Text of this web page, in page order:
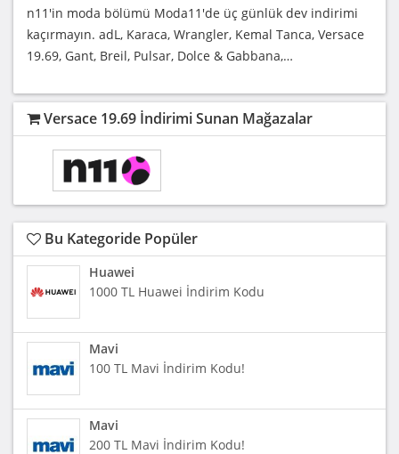
n11'in moda bölümü Moda11'de üç günlük dev indirimi
kaçırmayın. adL, Karaca, Wrangler, Kemal Tanca, Versace
19.69, Gant, Breil, Pulsar, Dolce & Gabbana,…
Versace 19.69 İndirimi Sunan Mağazalar
Bu Kategoride Popüler
Huawei
1000 TL Huawei İndirim Kodu
Mavi
100 TL Mavi İndirim Kodu!
Mavi
200 TL Mavi İndirim Kodu!